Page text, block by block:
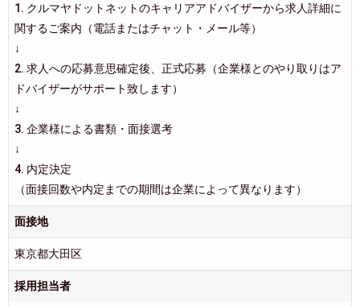
1. クルマヤドットネットのキャリアアドバイザーから求人詳細に
関するご案内（電話またはチャット・メール等）
↓
2. 求人への応募意思確定後、正式応募（企業様とのやり取りはア
ドバイザーがサポート致します）
↓
3. 企業様による書類・面接選考
↓
4. 内定決定
（面接回数や内定までの期間は企業によって異なります）
面接地
東京都大田区
採用担当者